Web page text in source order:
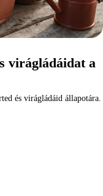
virágládáidat a
és virágládáid állapotára.